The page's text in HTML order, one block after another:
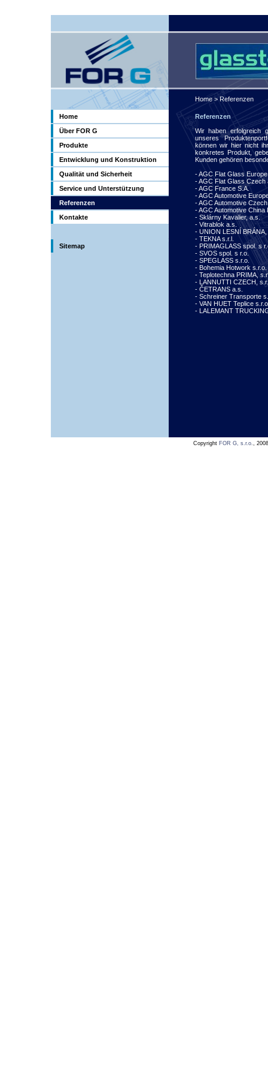
Home
Über FOR G
Produkte
Entwicklung und Konstruktion
Qualität und Sicherheit
Service und Unterstützung
Referenzen
Kontakte
Sitemap
Home> Referenzen
Referenzen
Wir haben erfolgreich
unseres
können wir hier nicht
konkretes Produkt,
Kunden gehören
- AGC Flat Glass Europe
- AGC Flat Glass Czech
- AGC France S.A.
- AGC Automotive
- AGC Automotive
- AGC Automotive China
- Sklárny Kavalier, a.s.
- Vitrablok a.s.
- UNION LESNÍ BRÁNA,
- TEKNA s.r.l.
- PRIMAGLASS spol. s
- SVOS spol. s r.o.
- SPEGLASS s.r.o.
- Bohemia Hotwork s.r.o.
- Teplotechna PRIMA,
- LANNUTTI CZECH,
- ČETRANS a.s.
- Schreiner Transporte
- VAN HUET Teplice
- LALEMANT
Copyright FOR G, s.r.o.,